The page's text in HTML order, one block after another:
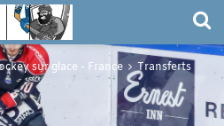
sur glace - France
Transferts